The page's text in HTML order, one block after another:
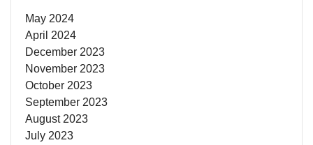
May 2024
April 2024
December 2023
November 2023
October 2023
September 2023
August 2023
July 2023